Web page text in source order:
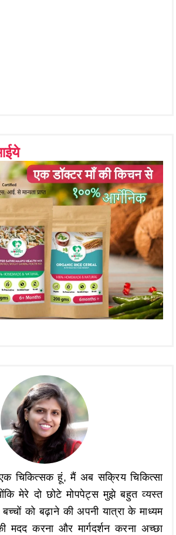
चिकित्सक हूं, मैं अब सक्रिय चिकित्सा
मेरे दो छोटे मोपपेट्स मुझे बहुत व्यस्त
को बढ़ाने की अपनी यात्रा के माध्यम
मदद करना और मार्गदर्शन करना अच्छा